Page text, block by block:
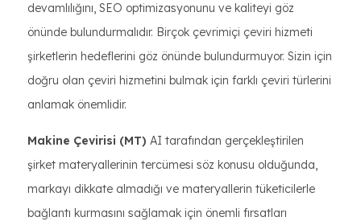
devamlılığını, SEO optimizasyonunu ve kaliteyi göz
önünde bulundurmalıdır. Birçok çevrimiçi çeviri hizmeti
şirketlerin hedeflerini göz önünde bulundurmuyor. Sizin için
doğru olan çeviri hizmetini bulmak için farklı çeviri türlerini
anlamak önemlidir.
Makine Çevirisi (MT) AI tarafından gerçekleştirilen
şirket materyallerinin tercümesi söz konusu olduğunda,
markayı dikkate almadığı ve materyallerin tüketicilerle
bağlantı kurmasını sağlamak için önemli fırsatları